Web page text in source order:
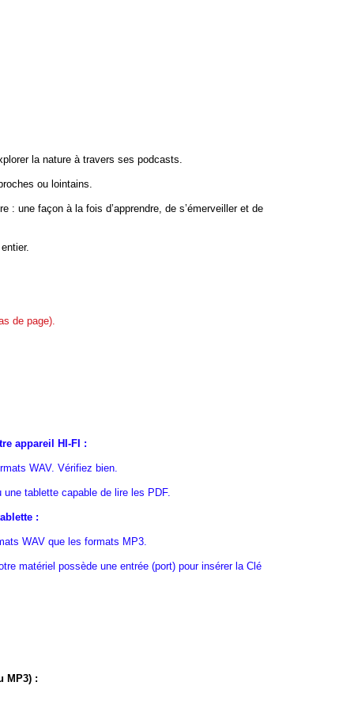
la nature à travers ses podcasts.
ou lointains.
une façon à la fois d’apprendre, de s’émerveiller et de
de page).
appareil HI-FI :
WAV. Vérifiez bien.
tablette capable de lire les PDF.
:
WAV que les formats MP3.
matériel possède une entrée (port) pour insérer la Clé
MP3) :